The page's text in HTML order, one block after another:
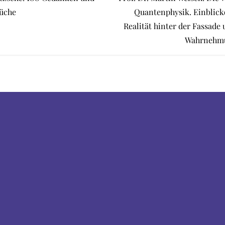
Quantenphysik.
Realität hinter der Fassade